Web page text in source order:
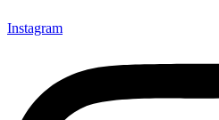
Instagram